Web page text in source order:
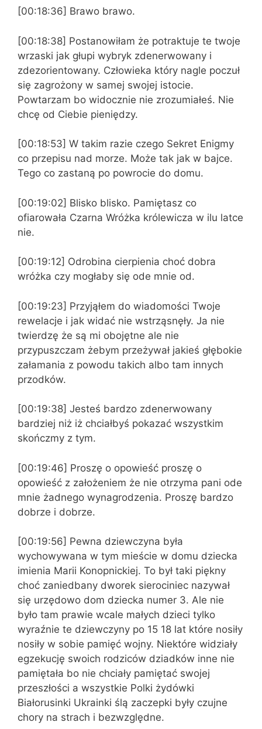
[00:18:36] Brawo brawo.
[00:18:38] Postanowiłam że potraktuje te twoje
wrzaski jak głupi wybryk zdenerwowany i
zdezorientowany. Człowieka który nagle poczuł
się zagrożony w samej swojej istocie.
Powtarzam bo widocznie nie zrozumiałeś. Nie
chcę od Ciebie pieniędzy.
[00:18:53] W takim razie czego Sekret Enigmy
co przepisu nad morze. Może tak jak w bajce.
Tego co zastaną po powrocie do domu.
[00:19:02] Blisko blisko. Pamiętasz co
ofiarowała Czarna Wróżka królewicza w ilu latce
nie.
[00:19:12] Odrobina cierpienia choć dobra
wróżka czy mogłaby się ode mnie od.
[00:19:23] Przyjąłem do wiadomości Twoje
rewelacje i jak widać nie wstrząsnęły. Ja nie
twierdzę że są mi obojętne ale nie
przypuszczam żebym przeżywał jakieś głębokie
załamania z powodu takich albo tam innych
przodków.
[00:19:38] Jesteś bardzo zdenerwowany
bardziej niż iż chciałbyś pokazać wszystkim
skończmy z tym.
[00:19:46] Proszę o opowieść proszę o
opowieść z założeniem że nie otrzyma pani ode
mnie żadnego wynagrodzenia. Proszę bardzo
dobrze i dobrze.
[00:19:56] Pewna dziewczyna była
wychowywana w tym mieście w domu dziecka
imienia Marii Konopnickiej. To był taki piękny
choć zaniedbany dworek sierociniec nazywał
się urzędowo dom dziecka numer 3. Ale nie
było tam prawie wcale małych dzieci tylko
wyraźnie te dziewczyny po 15 18 lat które nosiły
nosiły w sobie pamięć wojny. Niektóre widziały
egzekucję swoich rodziców dziadków inne nie
pamiętała bo nie chciały pamiętać swojej
przeszłości a wszystkie Polki żydówki
Białorusinki Ukrainki ślą zaczepki były czujne
chory na strach i bezwzględne.